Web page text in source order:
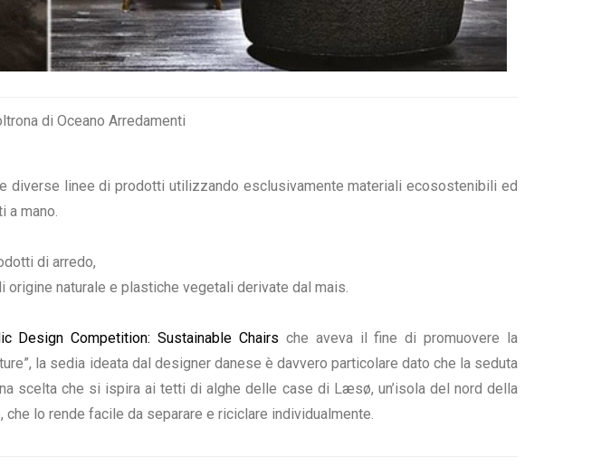
di Oceano Arredamenti
diverse linee di prodotti utilizzando esclusivamente materiali ecosostenibili ed
a mano.
di arredo,
naturale e plastiche vegetali derivate dal mais.
Design Competition: Sustainable Chairs che aveva il fine di promuovere la
la sedia ideata dal designer danese è davvero particolare dato che la seduta
scelta che si ispira ai tetti di alghe delle case di Læsø, un’isola del nord della
lo rende facile da separare e riciclare individualmente.